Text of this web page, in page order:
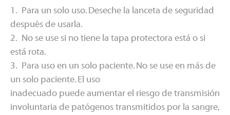
1. Para un solo uso. Deseche la lanceta de seguridad
después de usarla.
2. No se use si no tiene la tapa protectora está o si
está rota.
3. Para uso en un solo paciente. No se use en más de
un solo paciente. El uso
inadecuado puede aumentar el riesgo de transmisión
involuntaria de patógenos transmitidos por la sangre,